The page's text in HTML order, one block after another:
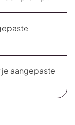
aangepaste